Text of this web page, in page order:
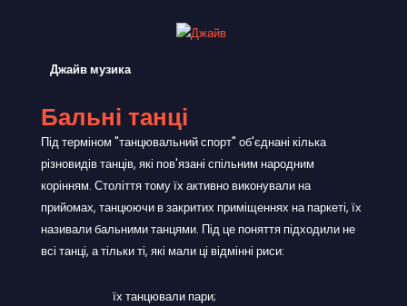
Джайв музика
Бальні танці
Під терміном "танцювальний спорт" об'єднані кілька
різновидів танців, які пов'язані спільним народним
корінням. Століття тому їх активно виконували на
прийомах, танцюючи в закритих приміщеннях на паркеті, їх
називали бальними танцями. Під це поняття підходили не
всі танці, а тільки ті, які мали ці відмінні риси:
їх танцювали пари;